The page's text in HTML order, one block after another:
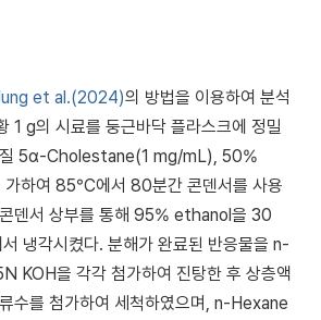
et al.(2024)의 방법을 이용하여 분석
1 g의 시료를 둥근바닥 플라스크에 정밀
질 5α-Cholestane(1 mg/mL), 50%
하여 85°C에서 80분간 콘덴서를 사용
덴서 상부를 통해 95% ethanol을 30
냉각시켰다. 분해가 완료된 반응물을 n-
KOH을 각각 첨가하여 진탕한 후 상층액
수를 첨가하여 세척하였으며, n-Hexane